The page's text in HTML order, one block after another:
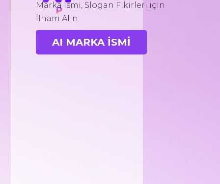
Marka İsmi, Slogan Fikirleri için
İlham Alın
AI MARKA İSMİ